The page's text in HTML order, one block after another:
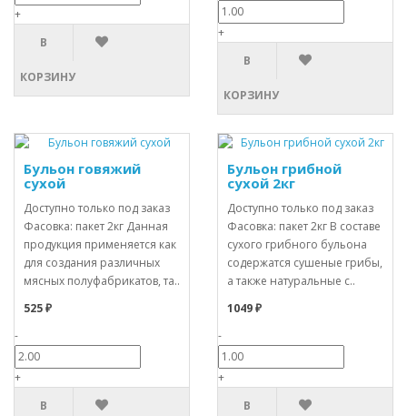
+
В
КОРЗИНУ
+
В
КОРЗИНУ
Бульон говяжий
сухой
Доступно только под заказ
Фасовка: пакет 2кг Данная
продукция применяется как
для создания различных
мясных полуфабрикатов, та..
525 ₽
-
+
В
Бульон грибной
сухой 2кг
Доступно только под заказ
Фасовка: пакет 2кг В составе
сухого грибного бульона
содержатся сушеные грибы,
а также натуральные с..
1049 ₽
-
+
В